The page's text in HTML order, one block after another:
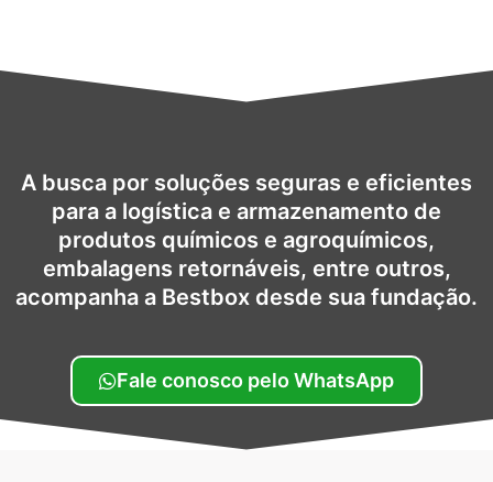
A busca por soluções seguras e eficientes
para a logística e armazenamento de
produtos químicos e agroquímicos,
embalagens retornáveis, entre outros,
acompanha a Bestbox desde sua fundação.
Fale conosco pelo WhatsApp